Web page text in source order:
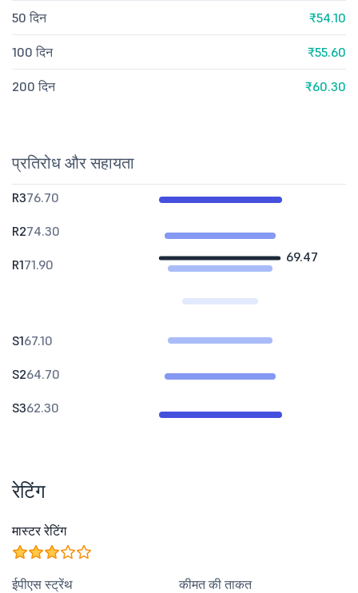
50 दिन ₹54.10
100 दिन ₹55.60
200 दिन ₹60.30
प्रतिरोध और सहायता
69.47
R376.70
R274.30
R171.90
S167.10
S264.70
S362.30
रेटिंग
मास्टर रेटिंग
ईपीएस स्ट्रेंथ कीमत की ताकत